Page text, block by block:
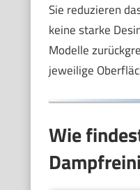
Sie reduzieren
keine starke
Modelle
jeweilige
Wie